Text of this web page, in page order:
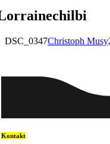
DSC_0347Christoph Musy
Kontakt